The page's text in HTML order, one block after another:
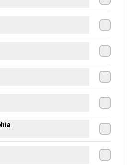
1 huevo revuelto. Si desea que se
prepare de alguna otra manera por
favor de indicar en los comentarios.